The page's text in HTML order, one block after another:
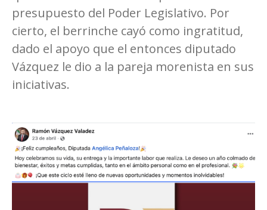
presupuesto del Poder Legislativo. Por
cierto, el berrinche cayó como ingratitud,
dado el apoyo que el entonces diputado
Vázquez le dio a la pareja morenista en sus
iniciativas.